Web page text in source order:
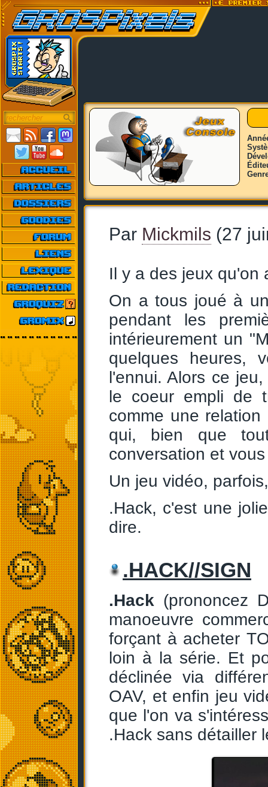
Par Mickmils (27
Il y a des jeux qu'on
On a tous joué à
pendant les
intérieurement un
quelques heures,
l'ennui. Alors ce
le coeur empli de
comme une
qui, bien que
conversation et
Un jeu vidéo,
.Hack, c'est une
dire.
.HACK//SIGN
.Hack (prononcez
manoeuvre
forçant à acheter
loin à la série. Et
déclinée via
OAV, et enfin jeu
que l'on va
.Hack sans détailler